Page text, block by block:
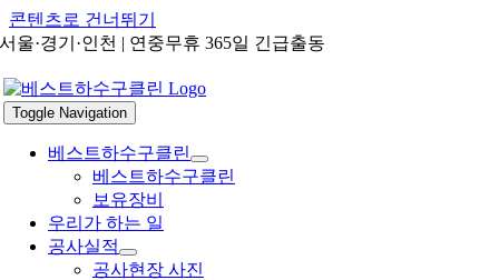
콘텐츠로 건너뛰기
서울·경기·인천 | 연중무휴 365일 긴급출동
Toggle Navigation
베스트하수구클린
베스트하수구클린
보유장비
우리가 하는 일
공사실적
공사현장 사진